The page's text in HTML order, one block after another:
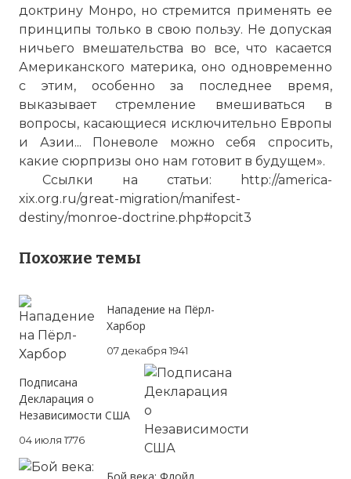
доктрину Монро, но стремится применять ее
принципы только в свою пользу. Не допуская
ничьего вмешательства во все, что касается
Американского материка, оно одновременно
с этим, особенно за последнее время,
выказывает стремление вмешиваться в
вопросы, касающиеся исключительно Европы
и Азии... Поневоле можно себя спросить,
какие сюрпризы оно нам готовит в будущем».
Ссылки на статьи: http://america-
xix.org.ru/great-migration/manifest-
destiny/monroe-doctrine.php#opcit3
Похожие темы
Нападение на Пёрл-
Харбор
07 декабря 1941
Подписана
Декларация о
Независимости США
04 июля 1776
Вернуться в статью: Доктрина Монро